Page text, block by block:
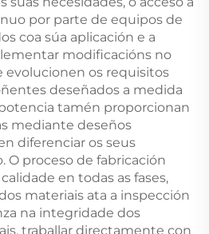
por parte de equipos de
coa súa aplicación e a
modificacións no
evolucionen os requisitos
deseñados a medida
tamén proporcionan
mediante deseños
diferenciar os seus
O proceso de fabricación
en todas as fases,
materiais ata a inspección
na integridade dos
traballar directamente con